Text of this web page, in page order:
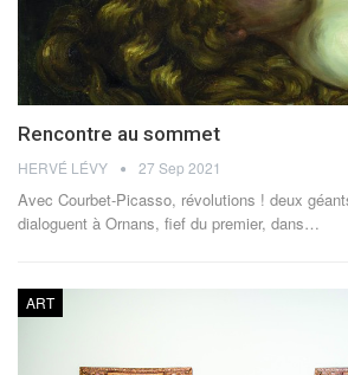
Rencontre au sommet
HERVÉ LÉVY 27 Sep 2021
Avec Courbet-Picasso, révolutions ! deux
dialoguent à Ornans, fief du premier, dans…
ART